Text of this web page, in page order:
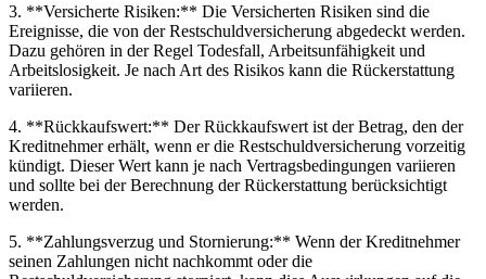
3. ⁢**Versicherte‌ Risiken:** Die ⁣Versicherten‌ Risiken sind die⁢
Ereignisse, die von der Restschuldversicherung abgedeckt werden.
Dazu ‌gehören in der Regel ⁣Todesfall, Arbeitsunfähigkeit und
Arbeitslosigkeit. Je nach Art des Risikos kann die ‌Rückerstattung
variieren.
4. **Rückkaufswert:** Der Rückkaufswert ist der Betrag,⁣ den der
Kreditnehmer erhält, wenn ⁤er ⁤die‌ Restschuldversicherung⁢ vorzeitig⁤
kündigt. Dieser Wert kann je nach Vertragsbedingungen variieren
und sollte bei ⁢der‌ Berechnung⁣ der Rückerstattung berücksichtigt⁤
werden.
5. **Zahlungsverzug und Stornierung:**⁤ Wenn ‌der Kreditnehmer
seinen Zahlungen ⁢nicht nachkommt oder die